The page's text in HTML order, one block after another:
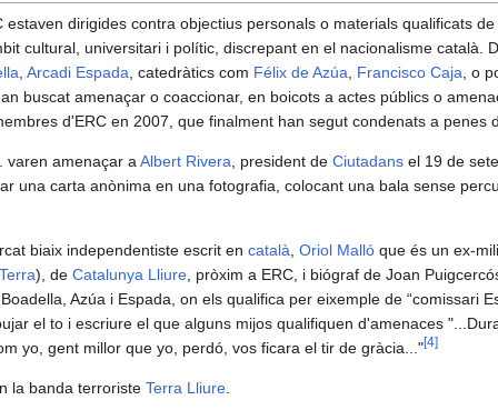
estaven dirigides contra objectius personals o materials qualificats
cultural, universitari i polític, discrepant en el nacionalisme català.
Arcadi Espada , catedràtics com Félix de Azúa Francisco Caja , o
buscat amenaçar o coaccionar, en boicots a actes públics o
d'ERC en 2007, que finalment han segut condenats a penes
varen amenaçar a Albert Rivera , president de Ciutadans el 19 de
una carta anònima en una fotografia, colocant una bala sense
biaix independentiste escrit en català Oriol Malló que és un ex-
), de Catalunya Lliure , pròxim a ERC, i biógraf de Joan
Azúa i Espada, on els qualifica per eixemple de “comissari
el to i escriure el que alguns mijos qualifiquen d'amenaces
yo, gent millor que yo, perdó, vos ficara el tir de gràcia..."[4]
la banda terroriste Terra Lliure